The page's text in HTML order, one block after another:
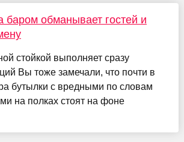
баром обманывает гостей и
стойкой выполняет сразу
Вы тоже замечали, что почти в
бутылки с вредными по словам
на полках стоят на фоне